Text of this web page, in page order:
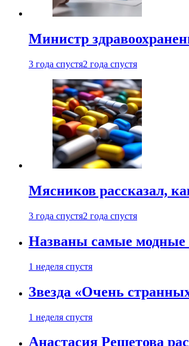
Министр
3 года спустя2 года спустя
Мясников рассказал,
3 года спустя2 года спустя
Названы самые модные
1 неделя спустя
Звезда «Очень
1 неделя спустя
Анастасия Решетова